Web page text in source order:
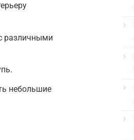
различными
небольшие